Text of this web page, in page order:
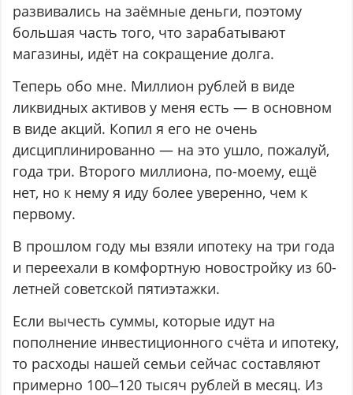
развивались на заёмные деньги, поэтому
большая часть того, что зарабатывают
магазины, идёт на сокращение долга.
Теперь обо мне. Миллион рублей в виде
ликвидных активов у меня есть — в основном
в виде акций. Копил я его не очень
дисциплинированно — на это ушло, пожалуй,
года три. Второго миллиона, по-моему, ещё
нет, но к нему я иду более уверенно, чем к
первому.
В прошлом году мы взяли ипотеку на три года
и переехали в комфортную новостройку из 60-
летней советской пятиэтажки.
Если вычесть суммы, которые идут на
пополнение инвестиционного счёта и ипотеку,
то расходы нашей семьи сейчас составляют
примерно 100‒120 тысяч рублей в месяц. Из